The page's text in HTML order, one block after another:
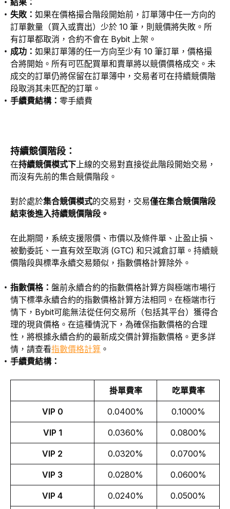
結果：
失敗： 如果在價格撮合階段開始前，訂單簿中任一方向的
訂單數量（買入或賣出）少於 10 筆，則競價將失敗。所
有訂單都取消，合約不會在 Bybit 上架。
成功： 如果訂單簿的任一方向至少有 10 筆訂單，價格撮
合將開始。所有可匹配買單和賣單將以競價價格成交。未
成交的訂單仍將保留在訂單簿中，交易者可在持續競價階
段取消其未匹配的訂單。
手續費結構： 零手續費
持續競價階段：
在持續競價模式下上線的交易對直接從此階段開始交易，
而沒有先前的集合競價階段。
對於處於集合競價模式的交易對，交易僅在集合競價階段
結束後進入持續競價階段。
在此期間，系統支援限價、市價以及條件單、止盈止損、
被動委託、一直有效至取消 (GTC) 和只減倉訂單。持續競
價階段與標準永續交易類似，指數價格計算除外。
指數價格： 盤前永續合約的指數價格計算方與極端市場行
情下標準永續合約的指數價格計算方法相同。在極端市行
情下，Bybit可能無法從任何交易所（包括其平台）獲得合
理的現貨價格。在這種情況下，為確保指數價格的合理
性，將根據永續合約的最新成交價計算指數價格。更多詳
情，請查看指數價格計算 。
手續費結構：
掛單費率 吃單費率
VIP 0 0.0400% 0.1000%
VIP 1 0.0360% 0.0800%
VIP 2 0.0320% 0.0700%
VIP 3 0.0280% 0.0600%
VIP 4 0.0240% 0.0500%